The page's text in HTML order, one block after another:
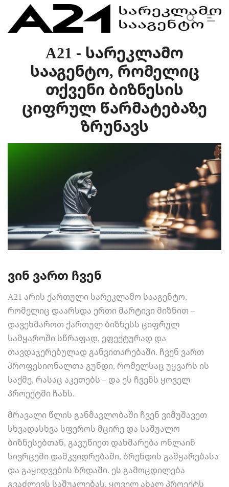
A21 - სარეკლამო
სააგენტო, რომელიც
თქვენი ბიზნესის
ციფრულ წარმატებაზე
ზრუნავს
ვინ ვართ ჩვენ
A21 არის ქართული სარეკლამო სააგენტო,
რომელიც დაარსდა ერთი მარტივი მიზნით –
დავეხმაროთ ქართულ ბიზნესს ციფრულ
სამყაროში სწრაფად, ეფექტურად და
თავდაჯერებულად განვითარებაში. ჩვენ ვართ
პროფესიონალთა გუნდი, რომელსაც უყვარს ის
საქმე, რასაც აკეთებს – და ეს ჩვენს ყოველ
პროექტში ჩანს.
მრავალი წლის განმავლობაში ჩვენ ვიმუშავეთ
სხვადასხვა სფეროს მცირე და საშუალო
ბიზნესებთან, გავუწიეთ დახმარება ონლაინ
სივრცეში დამკვიდრებაში, ბრენდის გამყარებასა
და გაყიდვების ზრდაში. ეს გამოცდილება
გვაძლევს საშუალებას, ყოველ ახალ პროექტს